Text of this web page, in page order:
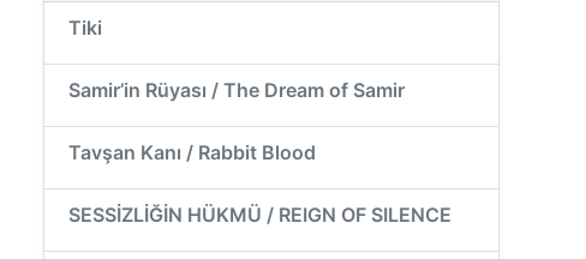
Tiki
Samir’in Rüyası / The Dream of Samir
Tavşan Kanı / Rabbit Blood
SESSİZLİĞİN HÜKMÜ / REIGN OF SILENCE